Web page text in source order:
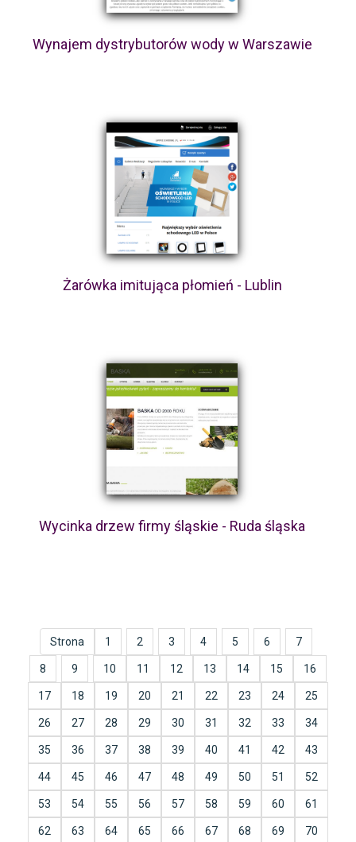
Wynajem dystrybutorów wody w Warszawie
Żarówka imitująca płomień - Lublin
Wycinka drzew firmy śląskie - Ruda śląska
Strona 1 2 3 4 5 6 7
8 9 10 11 12 13 14 15 16
17 18 19 20 21 22 23 24 25
26 27 28 29 30 31 32 33 34
35 36 37 38 39 40 41 42 43
44 45 46 47 48 49 50 51 52
53 54 55 56 57 58 59 60 61
62 63 64 65 66 67 68 69 70